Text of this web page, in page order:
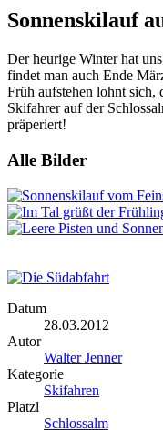
Sonnenskilauf
Der heurige Winter hat
findet man auch Ende
Früh aufstehen lohnt sich,
Skifahrer auf der
präperiert!
Alle Bilder
Datum
28.03.2012
Autor
Walter Jenner
Kategorie
Skifahren
Platzl
Schlossalm